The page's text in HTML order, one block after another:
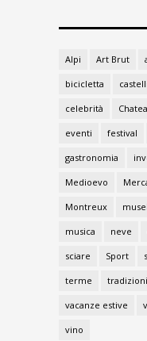
Alpi Art Brut
bicicletta castelli
celebrità
eventi festival
gastronomia
Medioevo
Montreux musei
musica neve
sciare Sport
terme tradizioni
vacanze estive
vino